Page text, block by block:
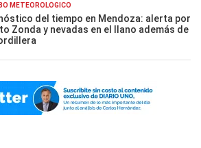
METEOROLÓGICO
del tiempo en Mendoza: alerta por
Zonda y nevadas en el llano además de